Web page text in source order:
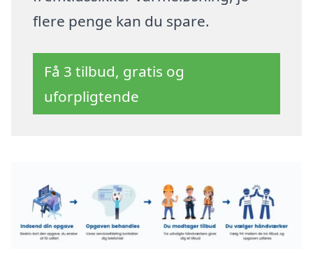
flere penge kan du spare.
Få 3 tilbud, gratis og
uforpligtende